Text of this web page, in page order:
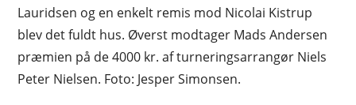
Lauridsen og en enkelt remis mod Nicolai Kistrup
blev det fuldt hus. Øverst modtager Mads Andersen
præmien på de 4000 kr. af turneringsarrangør Niels
Peter Nielsen. Foto: Jesper Simonsen.